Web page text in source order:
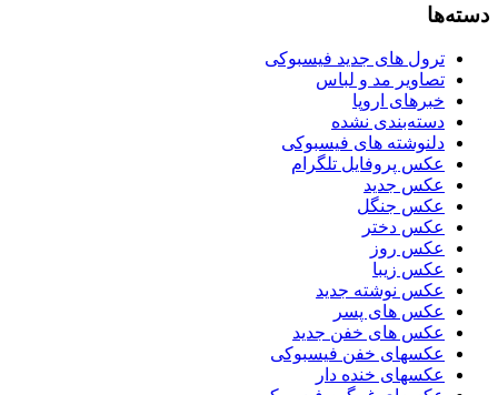
دسته‌ها
ترول های جدید فیسبوکی
تصاویر مد و لباس
خبرهای اروپا
دسته‌بندی نشده
دلنوشته های فیسبوکی
عکس پروفایل تلگرام
عکس جدید
عکس جنگل
عکس دختر
عکس روز
عکس زیبا
عکس نوشته جدید
عکس های پسر
عکس های خفن جدید
عکسهای خفن فیسبوکی
عکسهای خنده دار